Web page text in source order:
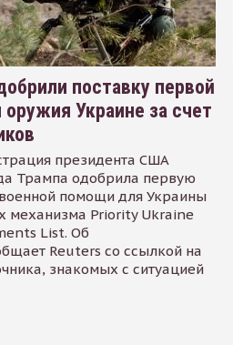
поставку первой
оружия Украине за счет
президента США
Трампа одобрила первую
помощи для Украины
механизма Priority Ukraine
List. Об
Reuters со ссылкой на
знакомых с ситуацией